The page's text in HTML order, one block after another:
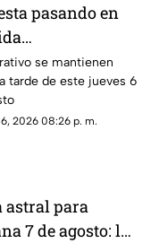
pasando en
persecución y
vehicular
se mantienen
tarde de este jueves 6
2026 08:26 p. m.
astral para
7 de agosto: la